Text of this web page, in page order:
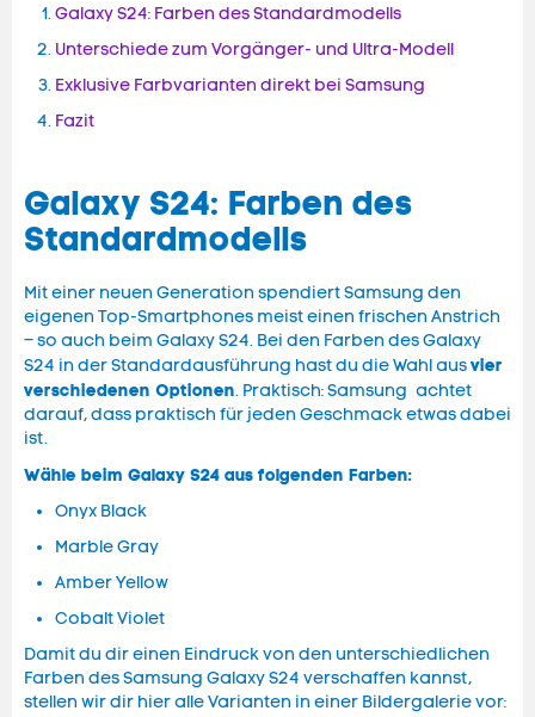
Galaxy S24: Farben des Standardmodells
Unterschiede zum Vorgänger- und Ultra-Modell
Exklusive Farbvarianten direkt bei Samsung
Fazit
Galaxy S24: Farben des
Standardmodells
Mit einer neuen Generation spendiert Samsung den
eigenen Top-Smartphones meist einen frischen Anstrich
– so auch beim Galaxy S24. Bei den Farben des Galaxy
S24 in der Standardausführung hast du die Wahl ausvier
verschiedenen Optionen. Praktisch: Samsung achtet
darauf, dass praktisch für jeden Geschmack etwas dabei
ist.
Wähle beim Galaxy S24 aus folgenden Farben:
Onyx Black
Marble Gray
Amber Yellow
Cobalt Violet
Damit du dir einen Eindruck von den unterschiedlichen
Farben des Samsung Galaxy S24 verschaffen kannst,
stellen wir dir hier alle Varianten in einer Bildergalerie vor: